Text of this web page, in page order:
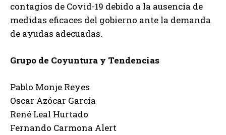
contagios de Covid-19 debido a la ausencia de
medidas eficaces del gobierno ante la demanda
de ayudas adecuadas.
Grupo de Coyuntura y Tendencias
Pablo Monje Reyes
Oscar Azócar García
René Leal Hurtado
Fernando Carmona Alert